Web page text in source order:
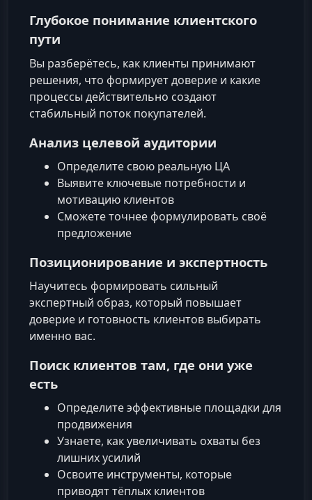
Глубокое понимание клиентского
пути
Вы разберётесь, как клиенты принимают
решения, что формирует доверие и какие
процессы действительно создают
стабильный поток покупателей.
Анализ целевой аудитории
Определите свою реальную ЦА
Выявите ключевые потребности и
мотивацию клиентов
Сможете точнее формулировать своё
предложение
Позиционирование и экспертность
Научитесь формировать сильный
экспертный образ, который повышает
доверие и готовность клиентов выбирать
именно вас.
Поиск клиентов там, где они уже
есть
Определите эффективные площадки для
продвижения
Узнаете, как увеличивать охваты без
лишних усилий
Освоите инструменты, которые
приводят тёплых клиентов